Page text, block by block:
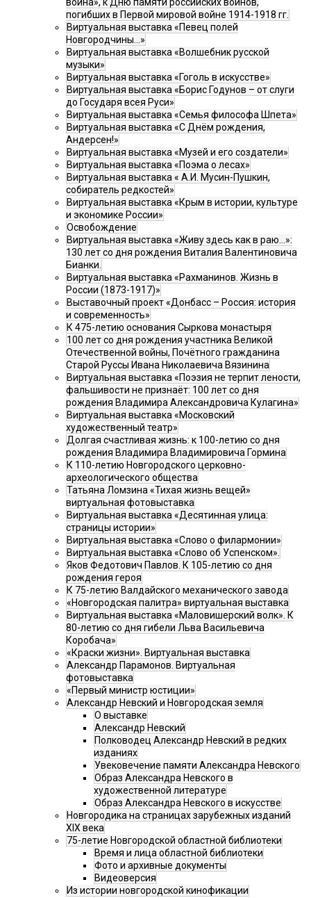
война», к Дню памяти российских воинов,
погибших в Первой мировой войне 1914-1918 гг.
Виртуальная выставка «Певец полей
Новгородчины…»
Виртуальная выставка «Волшебник русской
музыки»
Виртуальная выставка «Гоголь в искусстве»
Виртуальная выставка «Борис Годунов – от слуги
до Государя всея Руси»
Виртуальная выставка «Семья философа Шпета»
Виртуальная выставка «С Днём рождения,
Андерсен!»
Виртуальная выставка «Музей и его создатели»
Виртуальная выставка «Поэма о лесах»
Виртуальная выставка « А.И. Мусин-Пушкин,
собиратель редкостей»
Виртуальная выставка «Крым в истории, культуре
и экономике России»
Освобождение
Виртуальная выставка «Живу здесь как в раю…»:
130 лет со дня рождения Виталия Валентиновича
Бианки.
Виртуальная выставка «Рахманинов. Жизнь в
России (1873-1917)»
Выставочный проект «Донбасс – Россия: история
и современность»
К 475-летию основания Сыркова монастыря
100 лет со дня рождения участника Великой
Отечественной войны, Почётного гражданина
Старой Руссы Ивана Николаевича Вязинина
Виртуальная выставка «Поэзия не терпит лености,
фальшивости не признаёт: 100 лет со дня
рождения Владимира Александровича Кулагина»
Виртуальная выставка «Московский
художественный театр»
Долгая счастливая жизнь: к 100-летию со дня
рождения Владимира Владимировича Гормина
К 110-летию Новгородского церковно-
археологического общества
Татьяна Ломзина «Тихая жизнь вещей»
виртуальная фотовыставка
Виртуальная выставка «Десятинная улица:
страницы истории»
Виртуальная выставка «Слово о филармонии»
Виртуальная выставка «Слово об Успенском».
Яков Федотович Павлов. К 105-летию со дня
рождения героя
К 75-летию Валдайского механического завода
«Новгородская палитра» виртуальная выставка
Виртуальная выставка «Маловишерский волк». К
80-летию со дня гибели Льва Васильевича
Коробача»
«Краски жизни». Виртуальная выставка
Александр Парамонов. Виртуальная
фотовыставка
«Первый министр юстиции»
Александр Невский и Новгородская земля
О выставке
Александр Невский
Полководец Александр Невский в редких
изданиях
Увековечение памяти Александра Невского
Образ Александра Невского в
художественной литературе
Образ Александра Невского в искусстве
Новгородика на страницах зарубежных изданий
XIX века
75-летие Новгородской областной библиотеки
Время и лица областной библиотеки
Фото и архивные документы
Видеоверсия
Из истории новгородской кинофикации